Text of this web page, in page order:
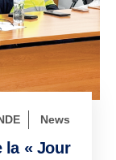
News
la « Jour